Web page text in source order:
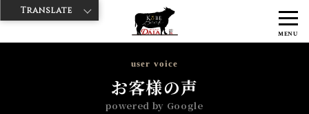
MENU
神戸牛ダイヤ > 神戸牛ダイア 雷門東店
ローカル
user voice
お客様の声
powered by Google
Translate